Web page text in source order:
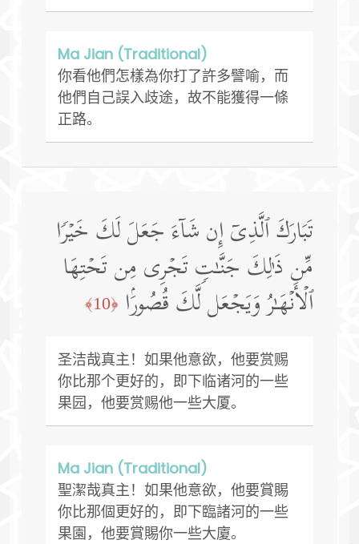
Ma Jian (Traditional)
你看他們怎樣為你打了許多譬喻，而
他們自己誤入歧途，故不能獲得一條
正路。
تَبَارَكَ ٱلَّذِیۤ إِن شَاۤءَ جَعَلَ لَكَ خَیۡرࣰا
مِّن ذَ ٰ⁠لِكَ جَنَّـٰتࣲ تَجۡرِی مِن تَحۡتِهَا
ٱلۡأَنۡهَـٰرُ وَیَجۡعَل لَّكَ قُصُورَۢا ﴿10﴾
圣洁哉真主！如果他意欲，他要赏赐
你比那个更好的，即下临诸河的一些
果园，他要赏赐他一些大厦。
Ma Jian (Traditional)
聖潔哉真主！如果他意欲，他要賞賜
你比那個更好的，即下臨諸河的一些
果園，他要賞賜你一些大廈。